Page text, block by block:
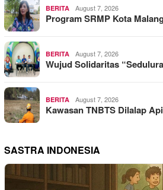
BERITA August 7, 2026
Program SRMP Kota
BERITA August 7, 2026
Wujud Solidaritas
BERITA August 7, 2026
Kawasan TNBTS Dilalap
SASTRA INDONESIA